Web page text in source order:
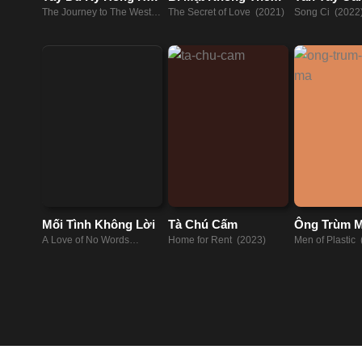
Nhi
The Journey to The West:
Yêu
The Secret of Love (2021)
Tống Từ
Song Ci (2022)
Mối Tình Không Lời
A Love of No Words
Tà Chú Cấm
Home for Rent (2023)
Ông Trùm
Men of Plastic